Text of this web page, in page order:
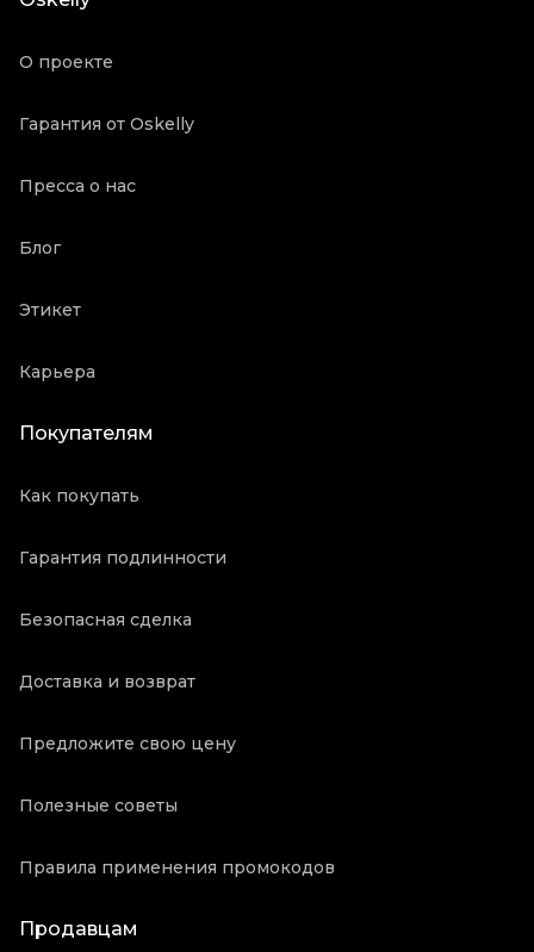
Состояние товара
О проекте
Гарантия от Oskelly
Пресса о нас
Блог
Этикет
Карьера
Покупателям
Как покупать
Гарантия подлинности
Безопасная сделка
Доставка и возврат
Предложите свою цену
Полезные советы
Правила применения промокодов
Продавцам